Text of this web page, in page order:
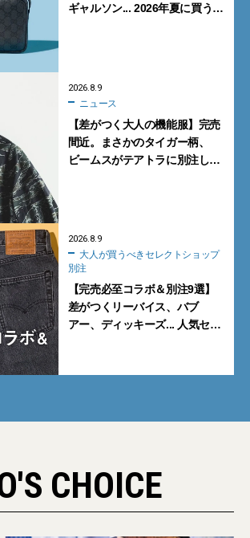
ギャルソン... 2026年夏に買うべ
2026.8.9
ニュース
【差がつく大人の機能服】完売
間近。まさかのタイガー柄、
ビームスがテアトラに別注した
2026.8.9
別注
【完売必至コラボ＆別注9選】
差がつくリーバイス、バブ
アー、ディッキーズ... 人気セレ
CHOICE